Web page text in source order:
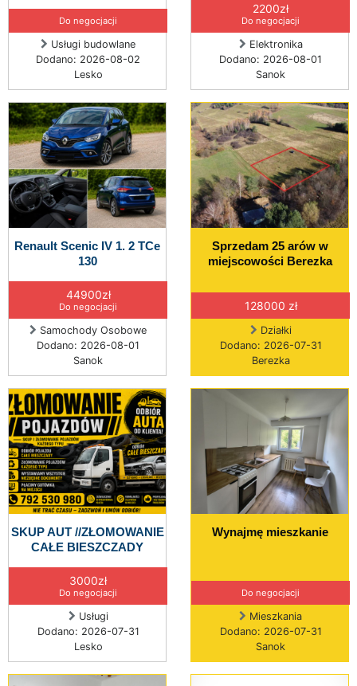
Do negocjacji
Usługi budowlane
Dodano: 2026-08-02
Lesko
2200zł
Do negocjacji
Elektronika
Dodano: 2026-08-01
Sanok
Renault Scenic IV 1. 2 TCe
130
44900zł
Do negocjacji
Samochody Osobowe
Dodano: 2026-08-01
Sanok
Sprzedam 25 arów w
miejscowości Berezka
128000 zł
Działki
Dodano: 2026-07-31
Berezka
SKUP AUT //ZŁOMOWANIE
CAŁE BIESZCZADY
3000zł
Do negocjacji
Usługi
Dodano: 2026-07-31
Lesko
Wynajmę mieszkanie
Do negocjacji
Mieszkania
Dodano: 2026-07-31
Sanok